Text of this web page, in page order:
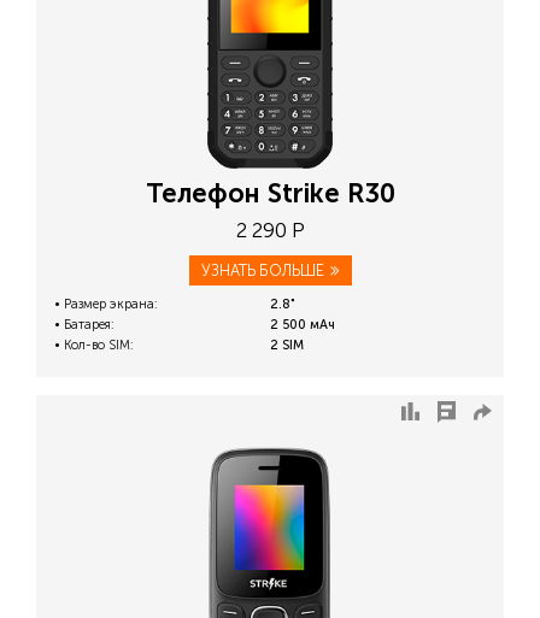
Телефон Strike R30
2 290 Р
УЗНАТЬ БОЛЬШЕ
Размер экрана:
2.8"
Батарея:
2 500 мАч
Кол-во SIM:
2 SIM